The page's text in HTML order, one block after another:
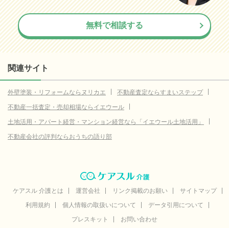
無料で相談する
関連サイト
外壁塗装・リフォームならヌリカエ
不動産査定ならすまいステップ
不動産一括査定・売却相場ならイエウール
土地活用・アパート経営・マンション経営なら「イエウール土地活用」
不動産会社の評判ならおうちの語り部
ケアスル 介護とは 運営会社 リンク掲載のお願い
サイトマップ
利用規約
個人情報の取扱いについて
データ引用について
プレスキット
お問い合わせ